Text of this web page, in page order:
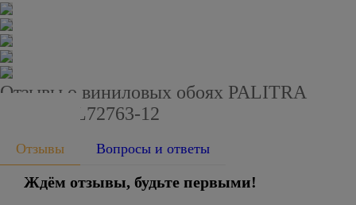
Отзывы о виниловых обоях PALITRA
STYLE SL72763-12
Отзывы Вопросы и ответы
Ждём отзывы, будьте первыми!